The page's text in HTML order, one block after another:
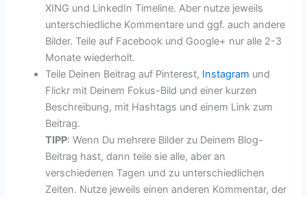
XING und LinkedIn Timeline. Aber nutze jeweils
unterschiedliche Kommentare und ggf. auch andere
Bilder. Teile auf Facebook und Google+ nur alle 2-3
Monate wiederholt.
Teile Deinen Beitrag auf Pinterest, Instagram und
Flickr mit Deinem Fokus-Bild und einer kurzen
Beschreibung, mit Hashtags und einem Link zum
Beitrag.
TIPP: Wenn Du mehrere Bilder zu Deinem Blog-
Beitrag hast, dann teile sie alle, aber an
verschiedenen Tagen und zu unterschiedlichen
Zeiten. Nutze jeweils einen anderen Kommentar, der